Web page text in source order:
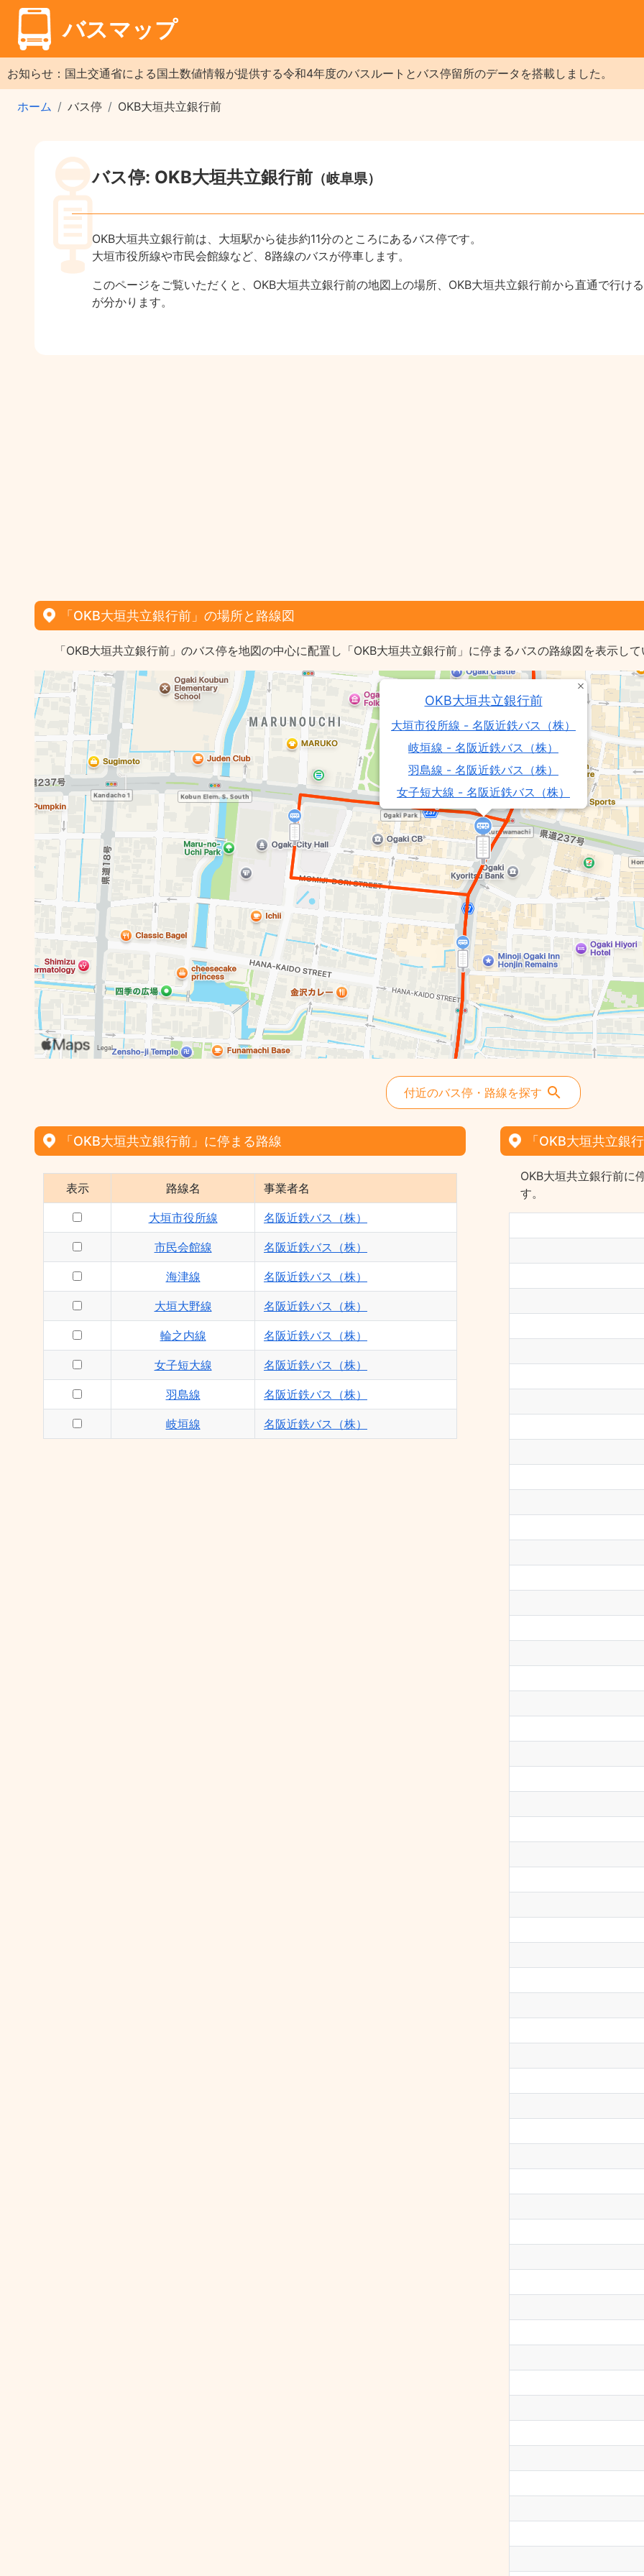
バスマップ
お知らせ：国土交通省による国土数値情報が提供する令和4年度のバスルートとバス停留所のデータを搭載しました。
ホーム バス停 OKB大垣共立銀行前
バス停: OKB大垣共立銀行前 （岐阜県）
OKB大垣共立銀行前は、大垣駅から徒歩約11分のところにあるバス停です。
大垣市役所線や市民会館線など、8路線のバスが停車します。
このページをご覧いただくと、OKB大垣共立銀行前の地図上の場所、OKB大垣共立銀行前から直通で行け
が分かります。
「OKB大垣共立銀行前」の場所と路線図
「OKB大垣共立銀行前」のバス停を地図の中心に配置し「OKB大垣共立銀行前」に停まるバスの路線図を表示し
OKB大垣共立銀行前
大垣市役所線 - 名阪近鉄バス（株）
岐垣線 - 名阪近鉄バス（株）
羽島線 - 名阪近鉄バス（株）
女子短大線 - 名阪近鉄バス（株）
大垣大野線 - 名阪近鉄バス（株）
輪之内線 - 名阪近鉄バス（株）
海津線 - 名阪近鉄バス（株）
市民会館線 - 名阪近鉄バス（株）
付近のバス停・路線を探す
「OKB大垣共立銀行前」に停まる路線
表示 路線名 事業者名
大垣市役所線 名阪近鉄バス（株）
市民会館線 名阪近鉄バス（株）
海津線 名阪近鉄バス（株）
大垣大野線 名阪近鉄バス（株）
輪之内線 名阪近鉄バス（株）
女子短大線 名阪近鉄バス（株）
羽島線 名阪近鉄バス（株）
岐垣線 名阪近鉄バス（株）
「OKB大垣共立銀
OKB大垣共立銀行前に
す。